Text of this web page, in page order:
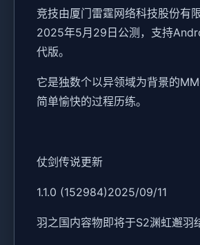
竞技由厦门雷霆网络科技股份有
2025年5月29日公测，支持
代版。
它是独数个以异领域为背景的
简单愉快的过程历练。
仗剑传说更新
1.1.0 (152984)2025/09/11
羽之国内容物即将于S2渊虹邂羽